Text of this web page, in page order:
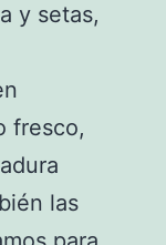
y setas,
fresco,
las